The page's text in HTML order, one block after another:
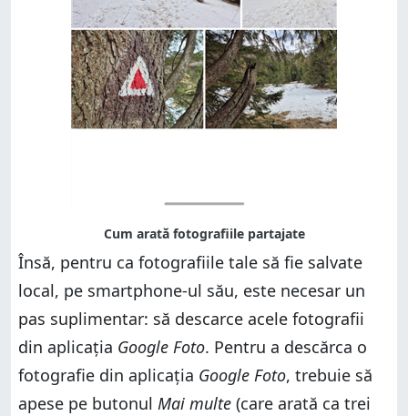
Însă, pentru ca fotografiile tale să fie salvate
local, pe smartphone-ul său, este necesar un
pas suplimentar: să descarce acele fotografii
din aplicația Google Foto. Pentru a descărca o
fotografie din aplicația Google Foto, trebuie să
apese pe butonul Mai multe (care arată ca trei